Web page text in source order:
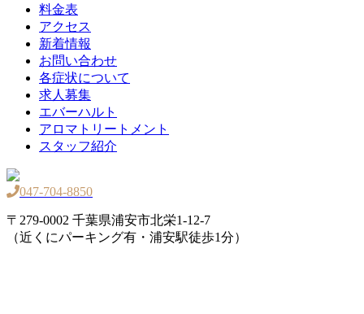
料金表
アクセス
新着情報
お問い合わせ
各症状について
求人募集
エバーハルト
アロマトリートメント
スタッフ紹介
047-704-8850
〒279-0002 千葉県浦安市北栄1-12-7
（近くにパーキング有・浦安駅徒歩1分）